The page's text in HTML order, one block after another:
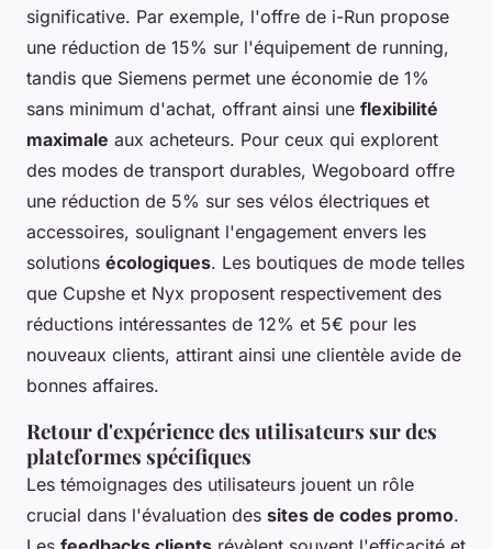
significative. Par exemple, l'offre de i-Run propose
une réduction de 15% sur l'équipement de running,
tandis que Siemens permet une économie de 1%
sans minimum d'achat, offrant ainsi une flexibilité
maximale aux acheteurs. Pour ceux qui explorent
des modes de transport durables, Wegoboard offre
une réduction de 5% sur ses vélos électriques et
accessoires, soulignant l'engagement envers les
solutions écologiques. Les boutiques de mode telles
que Cupshe et Nyx proposent respectivement des
réductions intéressantes de 12% et 5€ pour les
nouveaux clients, attirant ainsi une clientèle avide de
bonnes affaires.
Retour d'expérience des utilisateurs sur des
plateformes spécifiques
Les témoignages des utilisateurs jouent un rôle
crucial dans l'évaluation des sites de codes promo.